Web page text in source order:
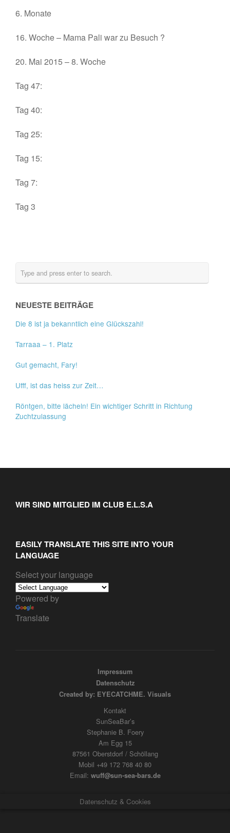
6. Monate
16. Woche – Mama Pali war zu Besuch ?
20. Mai 2015 – 8. Woche
Tag 47:
Tag 40:
Tag 25:
Tag 15:
Tag 7:
Tag 3
NEUESTE BEITRÄGE
Die 8 ist ja bekanntlich eine Glückszahl!
Tarraaa – 1. Platz
Gut gemacht, Fary!
Ufff, ist das heiss zur Zeit…
Röntgen, bitte lächeln! Ein wichtiger Schritt in Richtung
Zuchtzulassung
WIR SIND MITGLIED IM CLUB E.L.S.A
EASILY TRANSLATE THIS SITE INTO YOUR
LANGUAGE
Select your language
Powered by
Translate
Impressum
Datenschutz
Created by: EYECATCHME. Visuals
Kontakt
SunSeaBar’s
Stephanie B. Foery
Am Egg 15
87561 Oberstdorf / Schöllang
Mobil +49 172 768 40 80
Email: wuff@sun-sea-bars.de
Datenschutz & Cookies